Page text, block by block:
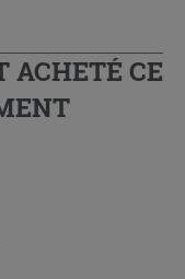
ACHETÉ CE